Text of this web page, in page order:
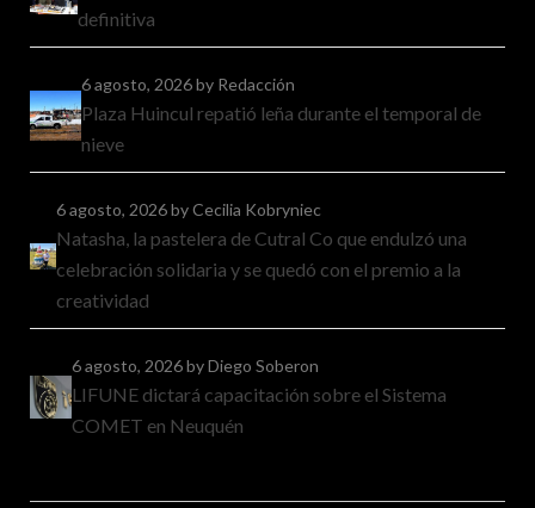
definitiva
6 agosto, 2026by Redacción
Plaza Huincul repatió leña durante el temporal de
nieve
6 agosto, 2026by Cecilia Kobryniec
Natasha, la pastelera de Cutral Co que endulzó una
celebración solidaria y se quedó con el premio a la
creatividad
6 agosto, 2026by Diego Soberon
LIFUNE dictará capacitación sobre el Sistema
COMET en Neuquén